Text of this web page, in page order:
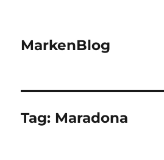
MarkenBlog
Tag: Maradona